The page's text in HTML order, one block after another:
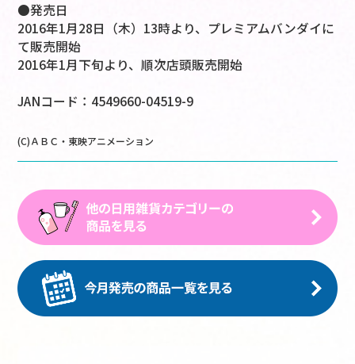
●発売日
2016年1月28日（木）13時より、プレミアムバンダイに
て販売開始
2016年1月下旬より、順次店頭販売開始
JANコード：4549660-04519-9
(C)ＡＢＣ・東映アニメーション